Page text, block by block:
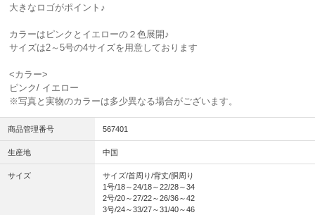
大きなロゴがポイント♪
カラーはピンクとイエローの２色展開♪
サイズは2～5号の4サイズを用意しております
<カラー>
ピンク/ イエロー
※写真と実物のカラーは多少異なる場合がございます。
商品管理番号 567401
生産地 中国
サイズ
サイズ/首周り/背丈/胴周り
1号/18～24/18～22/28～34
2号/20～27/22～26/36～42
3号/24～33/27～31/40～46